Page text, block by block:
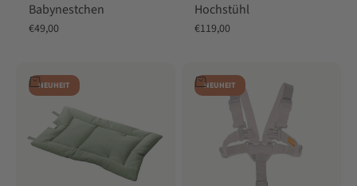
Babynestchen
Angebot
€49,00
Hochstühl
Angebot
€119,00
NEUHEIT
In den Warenkorb NEUHEIT
In den Warenkorb